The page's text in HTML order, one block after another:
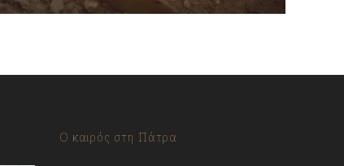
Ο καιρός στη Πάτρα